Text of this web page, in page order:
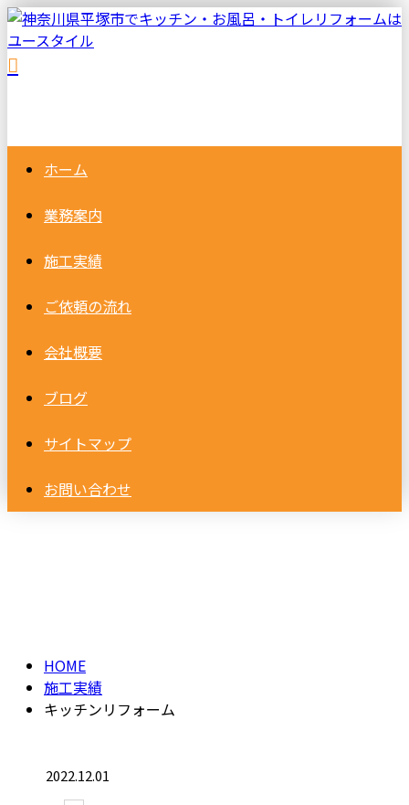
ホーム
業務案内
施工実績
ご依頼の流れ
会社概要
ブログ
サイトマップ
お問い合わせ
HOME
施工実績
キッチンリフォーム
2022.12.01